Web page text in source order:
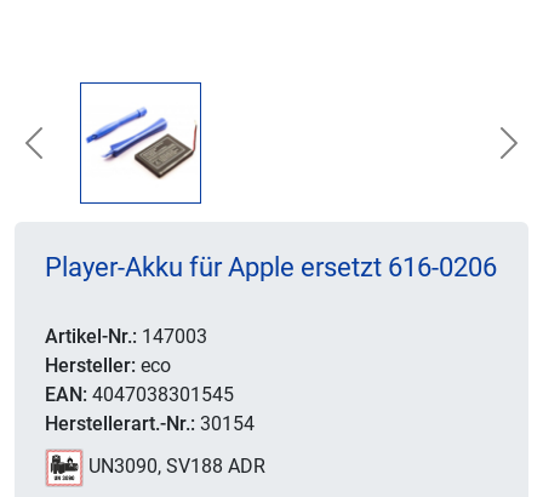
Previous
Player-Akku für Apple ersetzt 616-0206
Artikel-Nr.: 147003
Hersteller: eco
EAN: 4047038301545
Herstellerart.-Nr.: 30154
UN3090, SV188 ADR